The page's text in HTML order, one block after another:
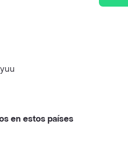
en estos países